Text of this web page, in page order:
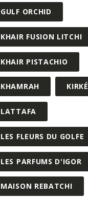
GULF ORCHID
KHAIR FUSION LITCHI
KHAIR PISTACHIO
KHAMRAH KIRKÉ
LATTAFA
LES FLEURS DU GOLFE
LES PARFUMS D'IGOR
MAISON REBATCHI